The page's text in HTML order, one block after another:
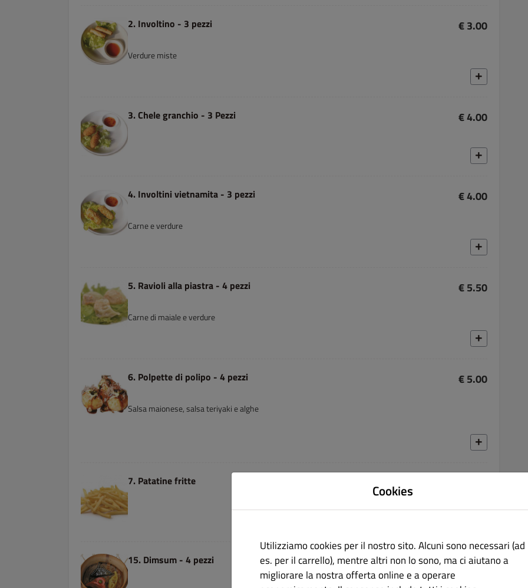
2. Involtino - 3 pezzi € 3.00
Verdure miste
3. Chele granchio - 3 Pezzi € 4.00
4. Involtini vietnamita - 3 pezzi € 4.00
Carne e verdure
5. Ravioli alla piastra - 4 pezzi € 5.50
Carne di maiale e verdure
6. Polpette di polipo - 4 pezzi € 5.00
Salsa maionese, salsa teriyaki e alghe
7. Patatine fritte
15. Dimsum - 4 pezzi € 7.00
Cookies
Utilizziamo cookies per il nostro sito. Alcuni sono necessari (ad
es. per il carrello), mentre altri non lo sono, ma ci aiutano a
migliorare la nostra offerta online e a operare